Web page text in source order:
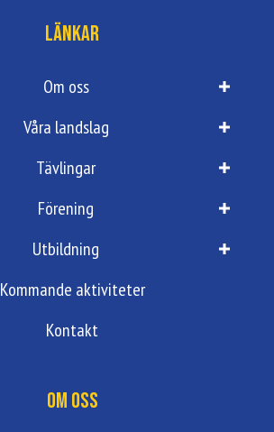
Länkar
Om oss
Våra landslag
Tävlingar
Förening
Utbildning
Kommande aktiviteter
Kontakt
Om oss